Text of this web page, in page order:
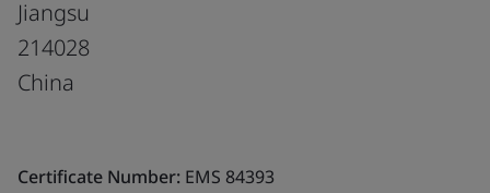
Jiangsu
214028
China
Certificate Number: EMS 84393